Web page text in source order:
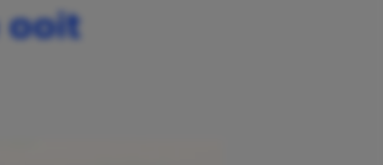
ooit